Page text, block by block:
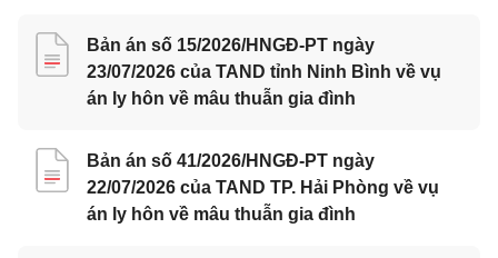
Bản án số 15/2026/HNGĐ-PT ngày
23/07/2026 của TAND tỉnh Ninh Bình về vụ
án ly hôn về mâu thuẫn gia đình
Bản án số 41/2026/HNGĐ-PT ngày
22/07/2026 của TAND TP. Hải Phòng về vụ
án ly hôn về mâu thuẫn gia đình